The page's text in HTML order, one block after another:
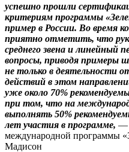
успешно прошли
критериям программы
пример в России. Во время
приятно отметить, что
среднего звена и линейный
вопросы, приводя примеры
не только в деятельности
действий в этом
уже около 70%
при том, что на
выполнять 50%
лет участия в программе, —
международной программы
Мадисон